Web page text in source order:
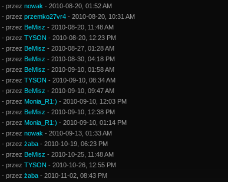
- przez nowak - 2010-08-20, 01:52 AM
- przez przemko27vr4 - 2010-08-20, 10:31 AM
- przez BeMisz - 2010-08-20, 11:48 AM
- przez TYSON - 2010-08-20, 12:23 PM
- przez BeMisz - 2010-08-27, 01:28 AM
- przez BeMisz - 2010-08-30, 04:18 PM
- przez BeMisz - 2010-09-10, 01:58 AM
- przez TYSON - 2010-09-10, 08:34 AM
- przez BeMisz - 2010-09-10, 09:47 AM
- przez Monia_R1:) - 2010-09-10, 12:03 PM
- przez BeMisz - 2010-09-10, 12:38 PM
- przez Monia_R1:) - 2010-09-10, 01:14 PM
- przez nowak - 2010-09-13, 01:33 AM
- przez żaba - 2010-10-19, 06:23 PM
- przez BeMisz - 2010-10-25, 11:48 AM
- przez TYSON - 2010-10-26, 12:55 PM
- przez żaba - 2010-11-02, 08:43 PM